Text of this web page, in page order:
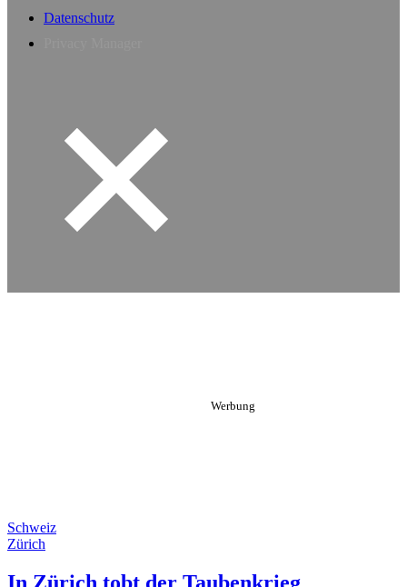
Datenschutz
Schweiz
Zürich